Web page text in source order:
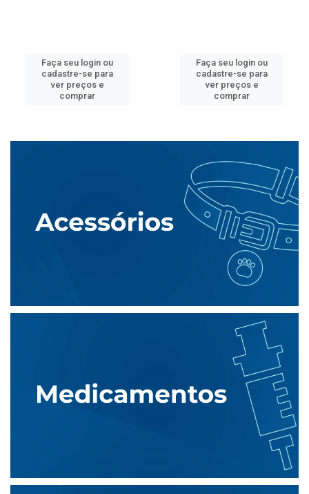
Faça seu login ou
cadastre-se para
ver preços e
comprar
Faça seu login ou
cadastre-se para
ver preços e
comprar